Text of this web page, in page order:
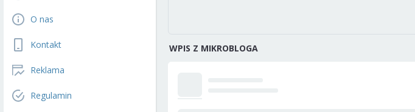
O nas
Kontakt
Reklama
Regulamin
WPIS Z MIKROBLOGA